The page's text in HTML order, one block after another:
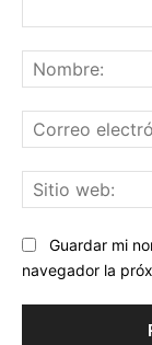
Guardar mi
navegador la